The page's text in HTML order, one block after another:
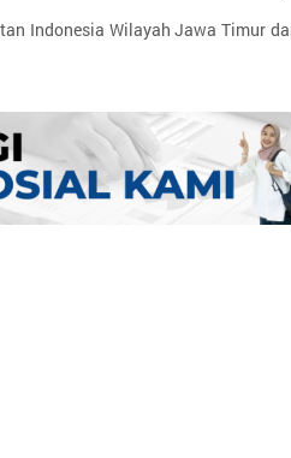
Indonesia Wilayah Jawa Timur